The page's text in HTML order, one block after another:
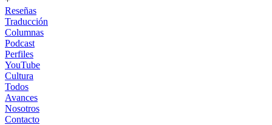
Reseñas
Traducción
Columnas
Podcast
Perfiles
YouTube
Cultura
Todos
Avances
Nosotros
Contacto